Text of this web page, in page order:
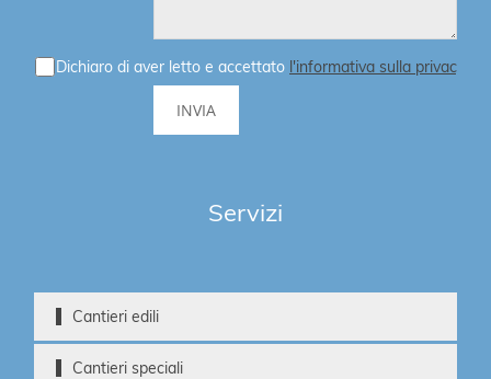
Dichiaro di aver letto e accettato l'informativa sulla privacy
Servizi
Cantieri edili
Cantieri speciali